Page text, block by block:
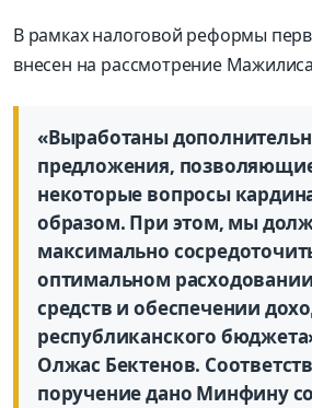
В рамках налоговой реформы
внесен на рассмотрение
«Выработаны
предложения,
некоторые вопросы
образом. При этом, мы
максимально
оптимальном
средств и обеспечении
республиканского
Олжас Бектенов.
поручение дано Минфину